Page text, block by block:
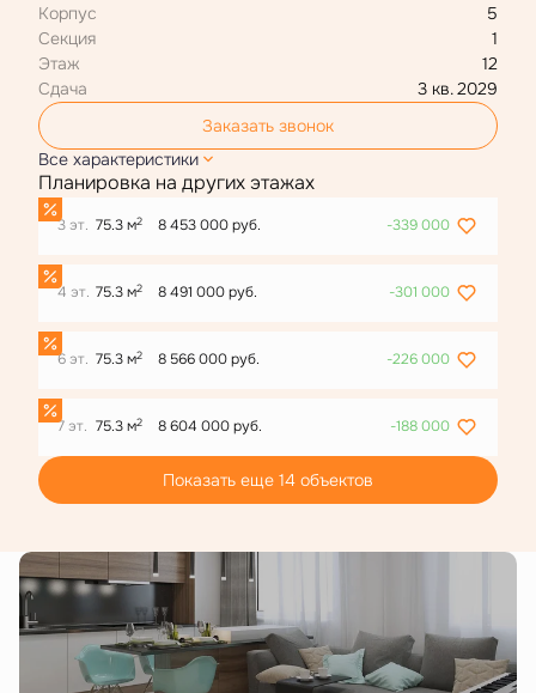
Корпус
5
Секция
1
Этаж
12
Сдача
3 кв. 2029
Заказать звонок
Все характеристики
Планировка на других этажах
3 эт. 75.3 м2 8 453 000 руб. -339 000
4 эт. 75.3 м2 8 491 000 руб. -301 000
6 эт. 75.3 м2 8 566 000 руб. -226 000
7 эт. 75.3 м2 8 604 000 руб. -188 000
Показать еще 14 объектов